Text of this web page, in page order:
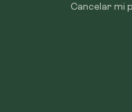
Cancelar mi